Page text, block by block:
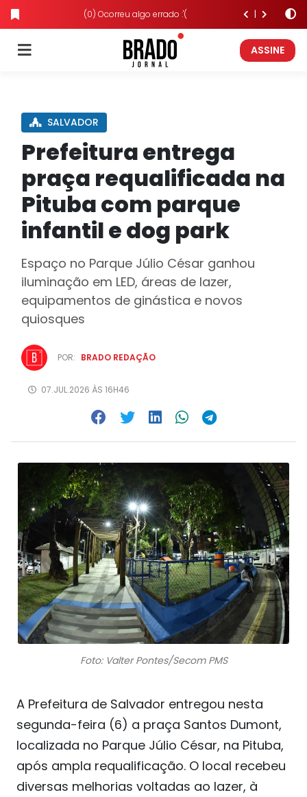
(0) Ocorreu algo errado :'(
ASSINE
SALVADOR
Prefeitura entrega
praça requalificada na
Pituba com parque
infantil e dog park
Espaço no Parque Júlio César ganhou
iluminação em LED, áreas de lazer,
equipamentos de ginástica e novos
quiosques
POR: BRADO REDAÇÃO
07.JUL.2026 ÀS 16H46
Foto: Valter Pontes/Secom PMS
A Prefeitura de Salvador entregou nesta
segunda-feira (6) a praça Santos Dumont,
localizada no Parque Júlio César, na Pituba,
após ampla requalificação. O local recebeu
diversas melhorias voltadas ao lazer, à